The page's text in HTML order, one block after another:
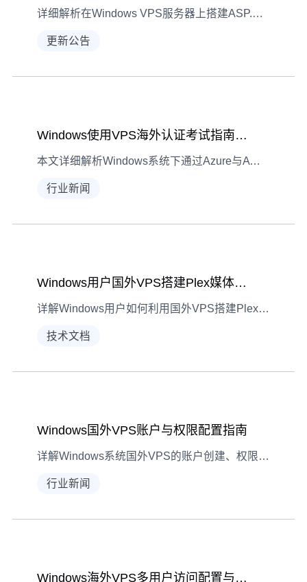
详细解析在Windows VPS服务器上搭建ASP.NET Core应用环境的具体步骤，涵盖IIS配置、.NET Core运行时安装及应用部署测试，助你快速完成环境搭建。
更新公告
Windows使用VPS海外认证考试指南：Azure与AWS配置
本文详细解析Windows系统下通过Azure与AWS配置VPS海外服务的全流程，涵盖硬件架构选择、配置步骤及考试使用注意事项，助力高效完成海外认证考试环境搭建。
行业新闻
Windows用户国外VPS搭建Plex媒体服务器转码指南
详解Windows用户如何利用国外VPS搭建Plex媒体服务器，涵盖硬件评估、转码设置及测试优化的全流程操作指南。
技术文档
Windows国外VPS账户与权限配置指南
详解Windows系统国外VPS的账户创建、权限分配策略，规避常见安全陷阱，保障VPS稳定运行。
行业新闻
Windows海外VPS多用户访问配置与安全优化指南